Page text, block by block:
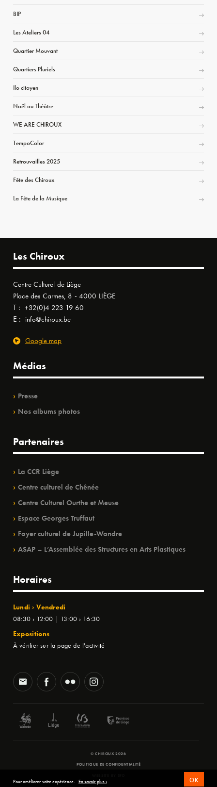
BIP
Les Ateliers 04
Quartier Mouvant
Quartiers Pluriels
Ilo citoyen
Noël au Théâtre
WE ARE CHIROUX
TempoColor
Retrouvailles 2025
Fête des Chiroux
La Fête de la Musique
Les Chiroux
Centre Culturel de Liège
Place des Carmes, 8 - 4000 LIÈGE
T : +32(0)4 223 19 60
E : info@chiroux.be
Google map
Médias
Presse
Nos albums photos
Partenaires
La CCR Liège
Centre culturel de Chênée
Centre Culturel Ourthe et Meuse
Espace Georges Truffaut
Foyer culturel de Jupille-Wandre
ASAP – L’Assemblée des Structures en Arts Plastiques
Horaires
Lundi › Vendredi
08:30 › 12:00 | 13:00 › 16:30
Expositions
À vérifier sur la page de l'activité
© CHIROUX 2026
POLITIQUE DE CONFIDENTIALITÉ
Pour améliorer votre expérience. En savoir plus › OK